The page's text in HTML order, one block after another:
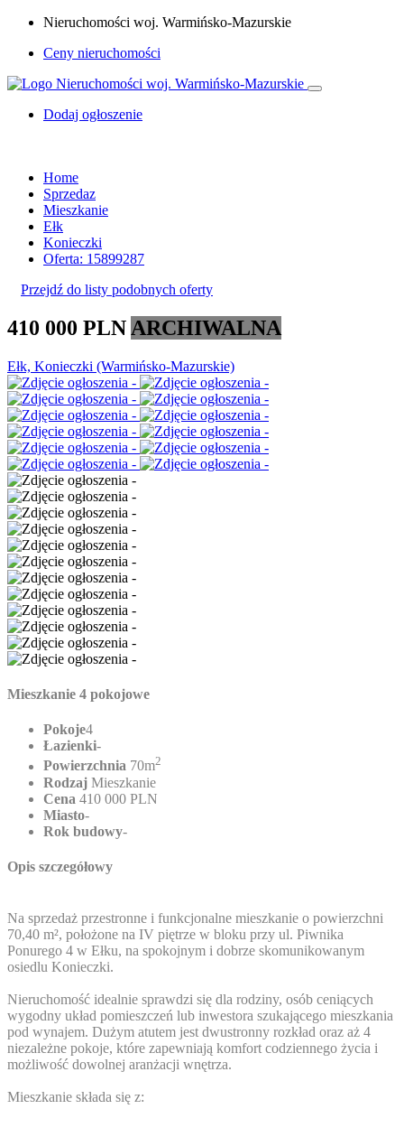
Nieruchomości woj. Warmińsko-Mazurskie
Ceny nieruchomości
Dodaj ogłoszenie
Home
Sprzedaz
Mieszkanie
Ełk
Konieczki
Oferta: 15899287
Przejdź do listy podobnych oferty
410 000 PLN ARCHIWALNA
Ełk, Konieczki (Warmińsko-Mazurskie)
Mieszkanie 4 pokojowe
Pokoje4
Łazienki-
Powierzchnia 70m2
Rodzaj Mieszkanie
Cena 410 000 PLN
Miasto-
Rok budowy-
Opis szczegółowy
Na sprzedaż przestronne i funkcjonalne mieszkanie o powierzchni
70,40 m², położone na IV piętrze w bloku przy ul. Piwnika
Ponurego 4 w Ełku, na spokojnym i dobrze skomunikowanym
osiedlu Konieczki.
Nieruchomość idealnie sprawdzi się dla rodziny, osób ceniących
wygodny układ pomieszczeń lub inwestora szukającego mieszkania
pod wynajem. Dużym atutem jest dwustronny rozkład oraz aż 4
niezależne pokoje, które zapewniają komfort codziennego życia i
możliwość dowolnej aranżacji wnętrza.
Mieszkanie składa się z: